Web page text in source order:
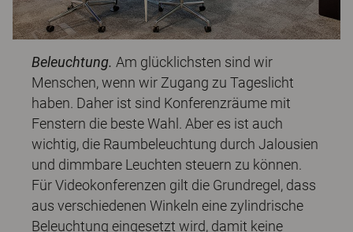
Beleuchtung. Am glücklichsten sind wir
Menschen, wenn wir Zugang zu Tageslicht
haben. Daher ist sind Konferenzräume mit
Fenstern die beste Wahl. Aber es ist auch
wichtig, die Raumbeleuchtung durch Jalousien
und dimmbare Leuchten steuern zu können.
Für Videokonferenzen gilt die Grundregel, dass
aus verschiedenen Winkeln eine zylindrische
Beleuchtung eingesetzt wird, damit keine